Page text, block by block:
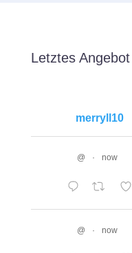
Letztes Angebot
merryll10
@ · now
@ · now